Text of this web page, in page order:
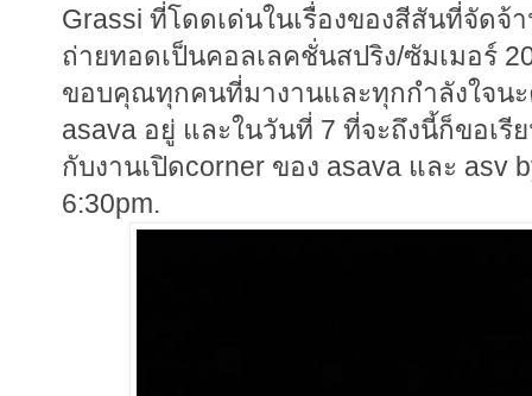
Grassi ที่โดดเด่นในเรื่องของสีสันที่จัด
ถ่ายทอดเป็นคอลเลคชั่นสปริง/ซัมเมอร์
ขอบคุณทุกคนที่มางานและทุกกำลังใจน
asava อยู่ และในวันที่ 7 ที่จะถึงนี้ก็ขอเ
กับงานเปิดcorner ของ asava และ asv
6:30pm.